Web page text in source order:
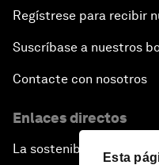
Esta
Regístrese para recibir
Suscríbase a nuestros
Contacte con nosotros
Enlaces directos
La sostenibilidad en el